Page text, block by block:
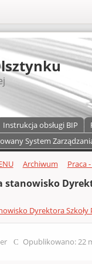
Instrukcja obsługi BIP
System
Archiwum Praca
stanowisko
Dyrektora
Opublikowano: 22